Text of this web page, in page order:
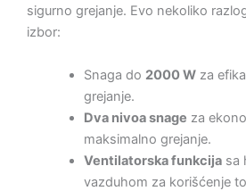
sigurno grejanje. Evo nekoliko
izbor:
Snaga do 2000 Wza
grejanje.
Dva nivoa snage za
maksimalno grejanje.
Ventilatorska funkcijasa
vazduhom za korišćenje